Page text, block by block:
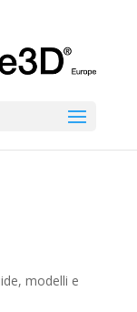
modelli e